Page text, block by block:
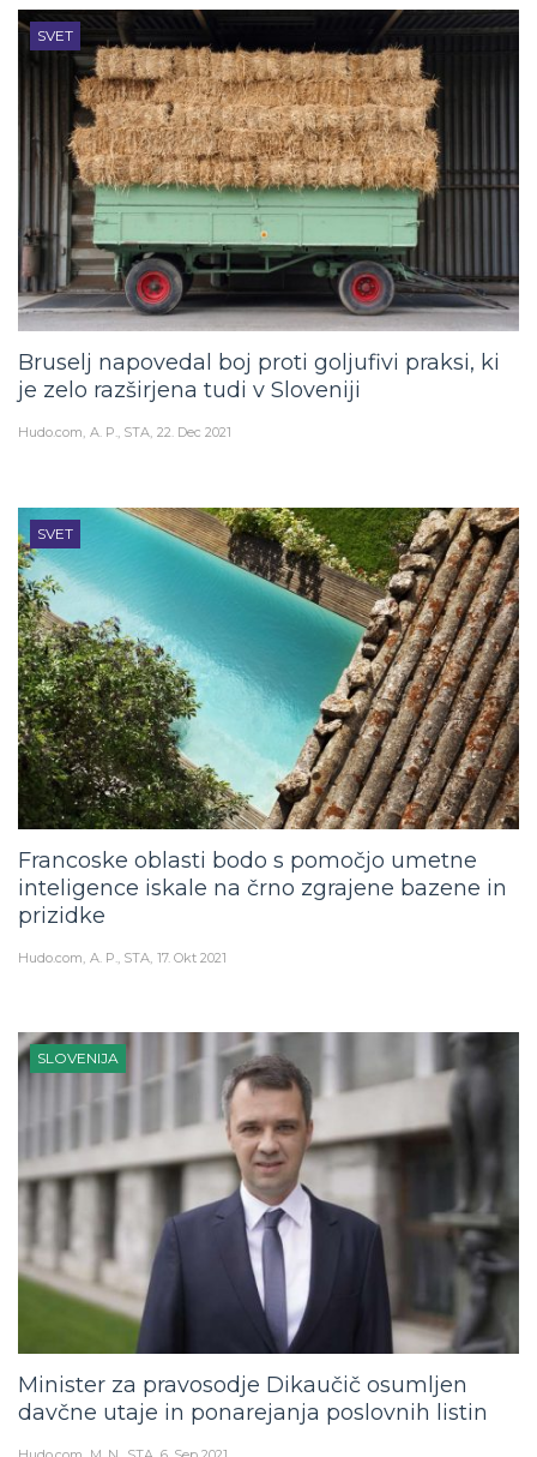
SVET
Bruselj napovedal boj proti goljufivi praksi, ki
je zelo razširjena tudi v Sloveniji
Hudo.com A. P., STA 22. Dec 2021
SVET
Francoske oblasti bodo s pomočjo umetne
inteligence iskale na črno zgrajene bazene in
prizidke
Hudo.com A. P., STA 17. Okt 2021
SLOVENIJA
Minister za pravosodje Dikaučič osumljen
davčne utaje in ponarejanja poslovnih listin